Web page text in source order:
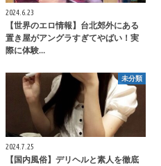
2024.6.23
【世界のエロ情報】台北郊外にある
置き屋がアングラすぎてやばい！実
際に体験…
未分類
2024.7.25
【国内風俗】デリヘルと素人を徹底